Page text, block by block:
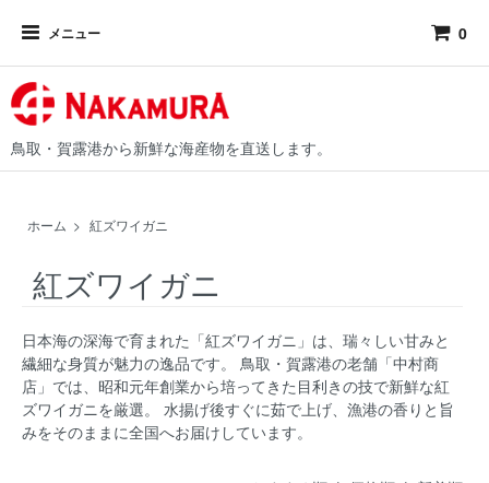
メニュー 0
鳥取・賀露港から新鮮な海産物を直送します。
ホーム > 紅ズワイガニ
紅ズワイガニ
日本海の深海で育まれた「紅ズワイガニ」は、瑞々しい甘みと
繊細な身質が魅力の逸品です。 鳥取・賀露港の老舗「中村商
店」では、昭和元年創業から培ってきた目利きの技で新鮮な紅
ズワイガニを厳選。 水揚げ後すぐに茹で上げ、漁港の香りと旨
みをそのままに全国へお届けしています。